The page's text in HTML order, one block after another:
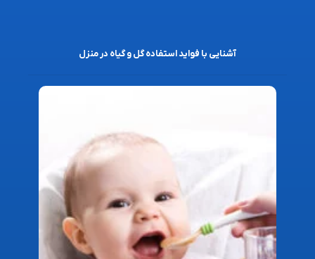
آشنایی با فواید استفاده گل و گیاه در منزل